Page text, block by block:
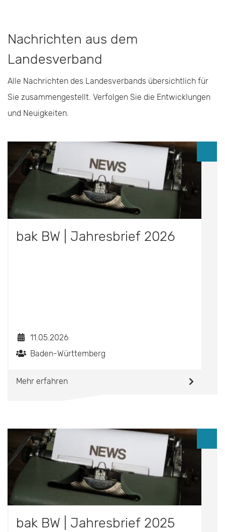
Nachrichten aus dem
Landesverband
Alle Nachrichten des Landesverbands übersichtlich für
Sie zusammengestellt. Verfolgen Sie die Entwicklungen
und Neuigkeiten.
bak BW | Jahresbrief 2026
11.05.2026
Baden-Württemberg
Mehr erfahren
bak BW | Jahresbrief 2025